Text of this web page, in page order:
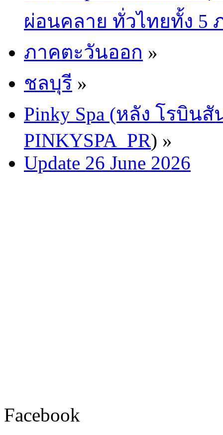
ผ่อนคลาย ทั่วไทยทั้ง 5
ภาคตะวันออก »
ชลบุรี »
Pinky Spa (หลัง โรบิน
PINKYSPA_PR) »
Update 26 June 2026
Facebook